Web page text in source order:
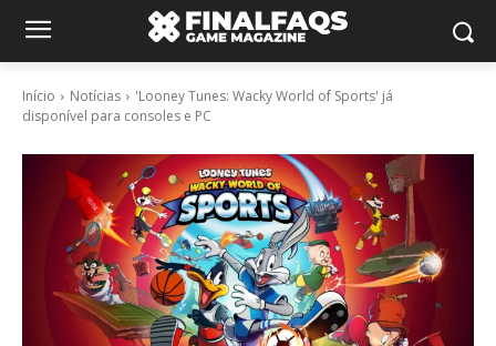
Início Notícias
'Looney Tunes: Wacky World of Sports' já
disponível para consoles e PC